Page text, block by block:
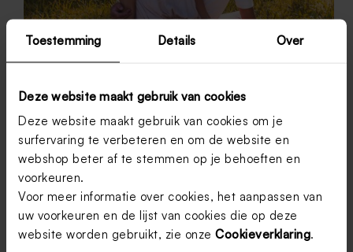
Toestemming Details Over
Deze website maakt gebruik van cookies
Deze website maakt gebruik van cookies om je
surfervaring te verbeteren en om de website en
webshop beter af te stemmen op je behoeften en
voorkeuren.
Voor meer informatie over cookies, het aanpassen van
uw voorkeuren en de lijst van cookies die op deze
website worden gebruikt, zie onze Cookieverklaring.
Een gekleurde trouwjurk.. durf jij het aan?
Denk je aan een trouwjurk, dan denk je meestal aan
een witte jurk. Typ het woord trouwjurk maar eens